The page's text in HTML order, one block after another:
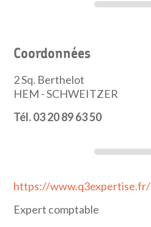
Coordonnées
2 Sq. Berthelot
HEM - SCHWEITZER
Tél. 03 20 89 63 50
https://www.q3expertise.fr/
Expert comptable